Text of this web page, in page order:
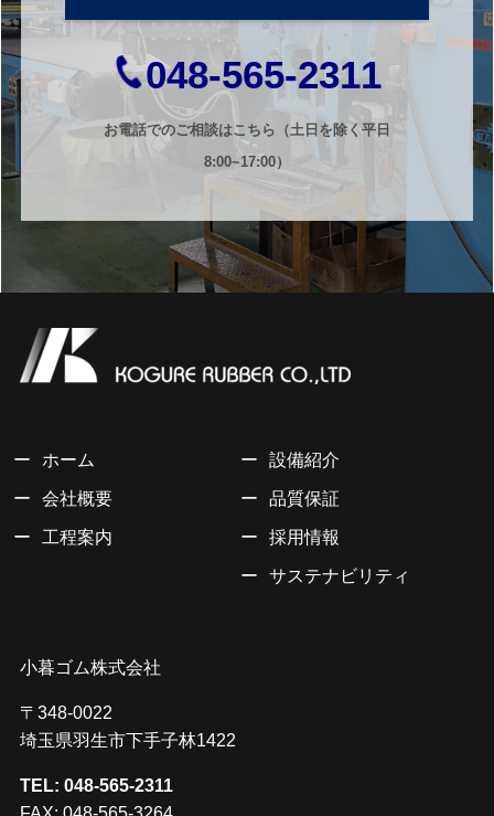
048-565-2311
お電話でのご相談はこちら（土日を除く平日
8:00~17:00）
ホーム
会社概要
工程案内
設備紹介
品質保証
採用情報
サステナビリティ
小暮ゴム株式会社
〒348-0022
埼玉県羽生市下手子林1422
TEL: 048-565-2311